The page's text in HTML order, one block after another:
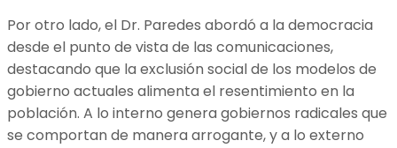
Por otro lado, el Dr. Paredes abordó a la democracia
desde el punto de vista de las comunicaciones,
destacando que la exclusión social de los modelos de
gobierno actuales alimenta el resentimiento en la
población. A lo interno genera gobiernos radicales que
se comportan de manera arrogante, y a lo externo